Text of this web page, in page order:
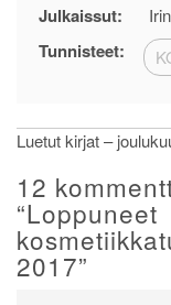
Julkaissut:
Tunnisteet:
selaus
Luetut kirjat –
12
“Loppuneet
2017”